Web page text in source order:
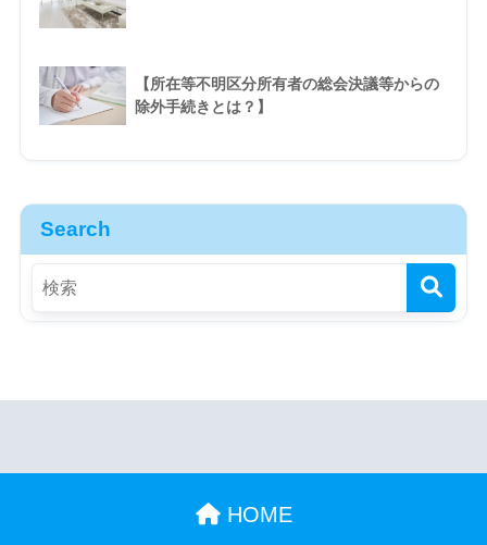
【所在等不明区分所有者の総会決議等からの
除外手続きとは？】
Search
HOME